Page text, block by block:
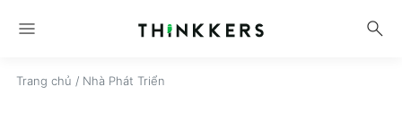
menu search
Trang chủ / Nhà Phát Triển